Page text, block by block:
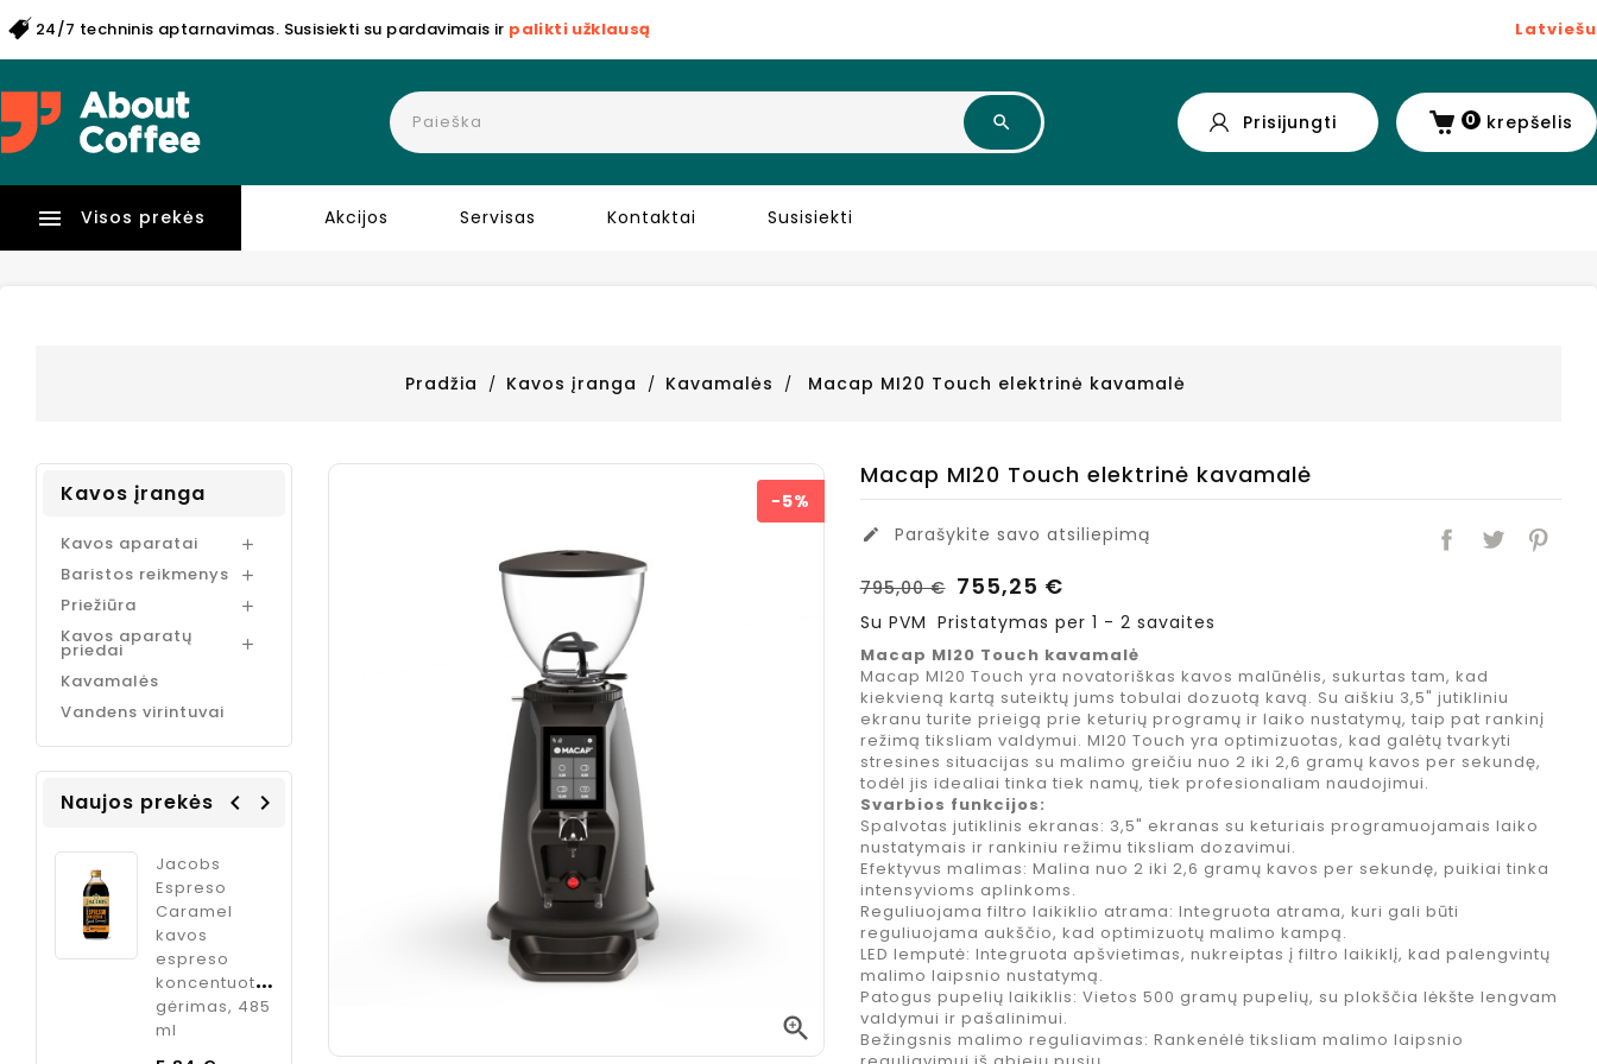
24/7 techninis aptarnavimas. Susisiekti su pardavimais ir palikti užklausą Latviešu
krepšelis
0
Prisijungti
 Visos prekės Akcijos Servisas Kontaktai Susisiekti
Pradžia Kavos įranga Kavamalės Macap MI20 Touch elektrinė kavamalė
Kavos įranga
Kavos aparatai 
Baristos reikmenys 
Priežiūra 
Kavos aparatų
priedai 
Kavamalės
Vandens virintuvai
Naujos prekės navigate_before navigate_next
Jacobs
Espreso
Caramel
kavos
espreso
koncentuotas
gėrimas, 485
ml
Costa Coffee
Mocha Italia
Medium
kavos
pupelės, 1 kg.
Jacobs
Espreso
Caramel
kavos
espreso
koncentuotas
gėrimas, 485
−5%

Macap MI20 Touch elektrinė kavamalė
edit Parašykite savo atsiliepimą
795,00 € 755,25 €
Su PVM Pristatymas per 1 - 2 savaites
Macap MI20 Touch kavamalė
Macap MI20 Touch yra novatoriškas kavos malūnėlis, sukurtas tam, kad
kiekvieną kartą suteiktų jums tobulai dozuotą kavą. Su aiškiu 3,5" jutikliniu
ekranu turite prieigą prie keturių programų ir laiko nustatymų, taip pat rankinį
režimą tiksliam valdymui. MI20 Touch yra optimizuotas, kad galėtų tvarkyti
stresines situacijas su malimo greičiu nuo 2 iki 2,6 gramų kavos per sekundę,
todėl jis idealiai tinka tiek namų, tiek profesionaliam naudojimui.
Svarbios funkcijos:
Spalvotas jutiklinis ekranas: 3,5" ekranas su keturiais programuojamais laiko
nustatymais ir rankiniu režimu tiksliam dozavimui.
Efektyvus malimas: Malina nuo 2 iki 2,6 gramų kavos per sekundę, puikiai tinka
intensyvioms aplinkoms.
Reguliuojama filtro laikiklio atrama: Integruota atrama, kuri gali būti
reguliuojama aukščio, kad optimizuotų malimo kampą.
LED lemputė: Integruota apšvietimas, nukreiptas į filtro laikiklį, kad palengvintų
malimo laipsnio nustatymą.
Patogus pupelių laikiklis: Vietos 500 gramų pupelių, su plokščia lėkšte lengvam
valdymui ir pašalinimui.
Bežingsnis malimo reguliavimas: Rankenėlė tiksliam malimo laipsnio